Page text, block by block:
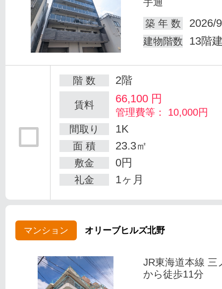
築 年 数
2026/
建物階数 13階
階 数 2階
賃料 66,100 円
管理費等： 10,000円
間取り
1K
面 積 23.3㎡
敷金 0円
礼金 1ヶ月
マンション オリーブヒルズ北野
JR東海道本線 三
から徒歩11分